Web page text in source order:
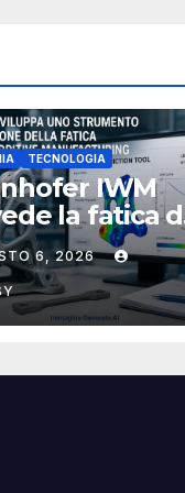
TECNOLOGIA
IWM
la fatica
stampati
6, 2026